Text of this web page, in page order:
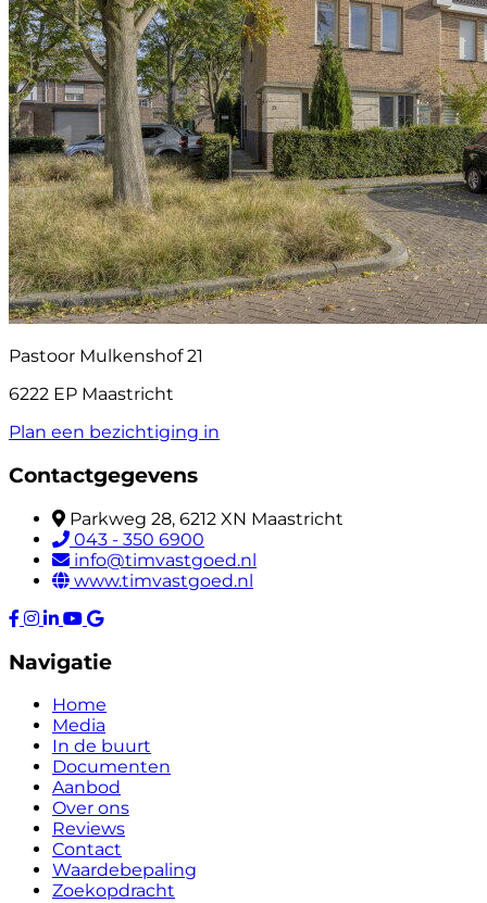
Pastoor Mulkenshof 21
6222 EP Maastricht
Plan een bezichtiging in
Contactgegevens
Parkweg 28, 6212 XN Maastricht
043 - 350 6900
info@timvastgoed.nl
www.timvastgoed.nl
Navigatie
Home
Media
In de buurt
Documenten
Aanbod
Over ons
Reviews
Contact
Waardebepaling
Zoekopdracht